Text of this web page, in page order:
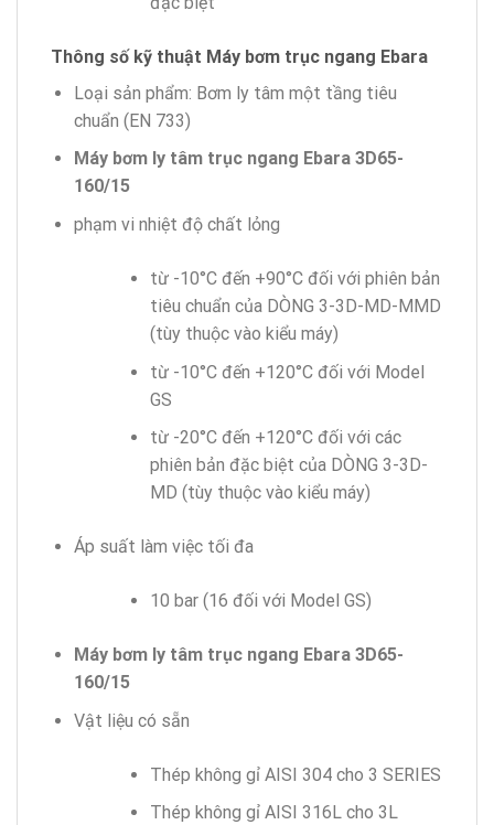
Thông số kỹ thuật Máy bơm trục ngang Ebara
Loại sản phẩm: Bơm ly tâm một tầng tiêu
chuẩn (EN 733)
Máy bơm ly tâm trục ngang Ebara 3D65-
160/15
phạm vi nhiệt độ chất lỏng
từ -10°C đến +90°C đối với phiên bản
tiêu chuẩn của DÒNG 3-3D-MD-MMD
(tùy thuộc vào kiểu máy)
từ -10°C đến +120°C đối với Model
GS
từ -20°C đến +120°C đối với các
phiên bản đặc biệt của DÒNG 3-3D-
MD (tùy thuộc vào kiểu máy)
Áp suất làm việc tối đa
10 bar (16 đối với Model GS)
Máy bơm ly tâm trục ngang Ebara 3D65-
160/15
Vật liệu có sẵn
Thép không gỉ AISI 304 cho 3 SERIES
Thép không gỉ AISI 316L cho 3L